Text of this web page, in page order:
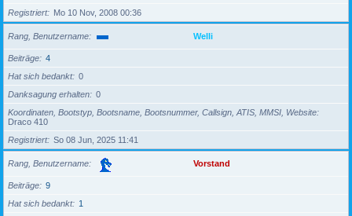
Registriert
Mo 10 Nov, 2008 00:36
Rang, Benutzername Welli
Beiträge
4
Hat sich bedankt
0
Danksagung erhalten
0
Koordinaten, Bootstyp, Bootsname, Bootsnummer, Callsign, ATIS, MMSI, Website
Draco 410
Registriert
So 08 Jun, 2025 11:41
Rang, Benutzername Vorstand
Beiträge
9
Hat sich bedankt
1